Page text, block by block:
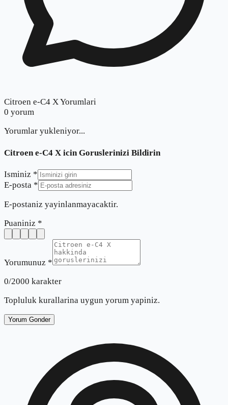
Citroen e-C4 X Yorumlari
0 yorum
Yorumlar yukleniyor...
Citroen e-C4 X icin Goruslerinizi Bildirin
Isminiz *
E-posta *
E-postaniz yayinlanmayacaktir.
Puaniniz *
Yorumunuz *
0/2000 karakter
Topluluk kurallarina uygun yorum yapiniz.
Yorum Gonder